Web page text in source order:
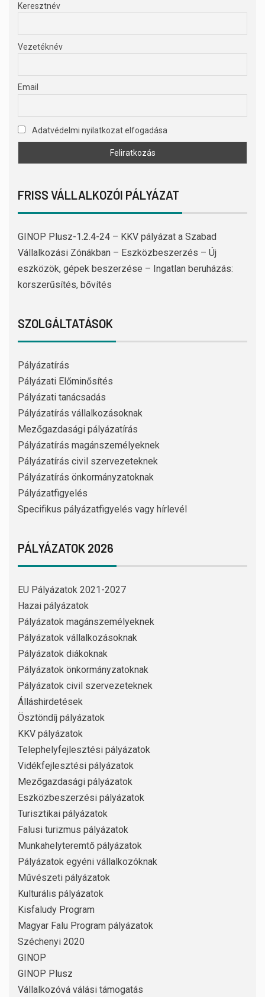
Keresztnév
Vezetéknév
Email
Adatvédelmi nyilatkozat elfogadása
FRISS VÁLLALKOZÓI PÁLYÁZAT
GINOP Plusz-1.2.4-24 – KKV pályázat a Szabad
Vállalkozási Zónákban – Eszközbeszerzés – Új
eszközök, gépek beszerzése – Ingatlan beruházás:
korszerűsítés, bővítés
SZOLGÁLTATÁSOK
Pályázatírás
Pályázati Előminősítés
Pályázati tanácsadás
Pályázatírás vállalkozásoknak
Mezőgazdasági pályázatírás
Pályázatírás magánszemélyeknek
Pályázatírás civil szervezeteknek
Pályázatírás önkormányzatoknak
Pályázatfigyelés
Specifikus pályázatfigyelés vagy hírlevél
PÁLYÁZATOK 2026
EU Pályázatok 2021-2027
Hazai pályázatok
Pályázatok magánszemélyeknek
Pályázatok vállalkozásoknak
Pályázatok diákoknak
Pályázatok önkormányzatoknak
Pályázatok civil szervezeteknek
Álláshirdetések
Ösztöndíj pályázatok
KKV pályázatok
Telephelyfejlesztési pályázatok
Vidékfejlesztési pályázatok
Mezőgazdasági pályázatok
Eszközbeszerzési pályázatok
Turisztikai pályázatok
Falusi turizmus pályázatok
Munkahelyteremtő pályázatok
Pályázatok egyéni vállalkozóknak
Művészeti pályázatok
Kulturális pályázatok
Kisfaludy Program
Magyar Falu Program pályázatok
Széchenyi 2020
GINOP
GINOP Plusz
Vállalkozóvá válási támogatás